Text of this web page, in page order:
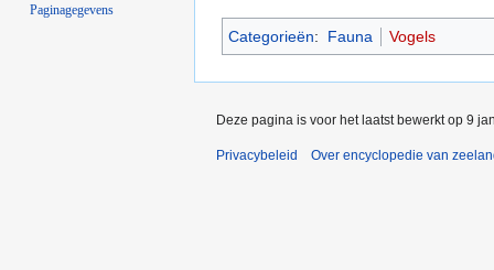
Categorieën: Fauna Vogels
Paginagegevens
Deze pagina is voor het laatst bewerkt op 9
Privacybeleid Over encyclopedie van